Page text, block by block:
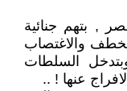
, بتهم جنائية
والاغتصاب
السلطات
عنها ! ..